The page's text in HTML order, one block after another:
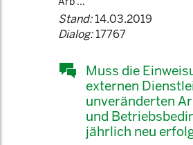
Stand:14.03.2019
Dialog:17767
Muss die
externen
unveränderten
und
jährlich neu